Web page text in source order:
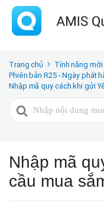
Trang chủ Tính năng mới
Phiên bản R25 - Ngày phát
Nhập mã quy cách khi gửi
Tìm
kiếm
Nhập mã
cầu mua